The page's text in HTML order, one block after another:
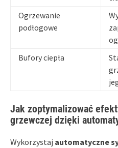
Ogrzewanie
podłogowe
Bufory ciepła
Jak zoptymalizować
grzewczej dzięki
Wykorzystaj automatyczne